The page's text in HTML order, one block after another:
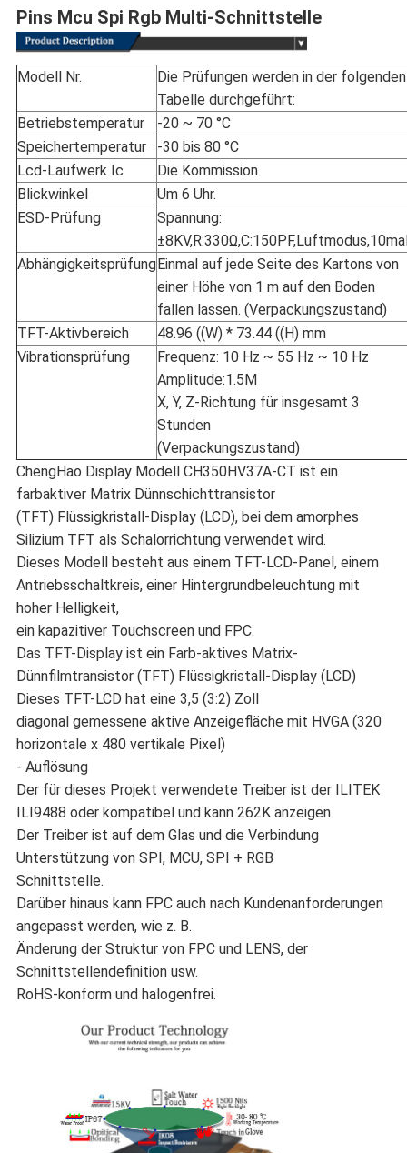
Pins Mcu Spi Rgb Multi-Schnittstelle
Modell Nr.
Die Prüfungen werden in der folgenden
Tabelle durchgeführt:
Betriebstemperatur
-20 ~ 70 °C
Speichertemperatur
-30 bis 80 °C
Lcd-Laufwerk Ic
Die Kommission
Blickwinkel
Um 6 Uhr.
ESD-Prüfung
Spannung:
Abhängigkeitsprüfung Einmal auf jede Seite des Kartons von
einer Höhe von 1 m auf den Boden
fallen lassen. (Verpackungszustand)
TFT-Aktivbereich
48.96 ((W) * 73.44 ((H) mm
Vibrationsprüfung
Frequenz: 10 Hz ~ 55 Hz ~ 10 Hz
Amplitude:1.5M
X, Y, Z-Richtung für insgesamt 3
Stunden
(Verpackungszustand)
ChengHao Display Modell CH350HV37A-CT ist ein
farbaktiver Matrix Dünnschichttransistor
(TFT) Flüssigkristall-Display (LCD), bei dem amorphes
Silizium TFT als Schalorrichtung verwendet wird.
Dieses Modell besteht aus einem TFT-LCD-Panel, einem
Antriebsschaltkreis, einer Hintergrundbeleuchtung mit
hoher Helligkeit,
ein kapazitiver Touchscreen und FPC.
Das TFT-Display ist ein Farb-aktives Matrix-
Dünnfilmtransistor (TFT) Flüssigkristall-Display (LCD)
Dieses TFT-LCD hat eine 3,5 (3:2) Zoll
diagonal gemessene aktive Anzeigefläche mit HVGA (320
horizontale x 480 vertikale Pixel)
- Auflösung
Der für dieses Projekt verwendete Treiber ist der ILITEK
ILI9488 oder kompatibel und kann 262K anzeigen
Der Treiber ist auf dem Glas und die Verbindung
Unterstützung von SPI, MCU, SPI + RGB
Schnittstelle.
Darüber hinaus kann FPC auch nach Kundenanforderungen
angepasst werden, wie z. B.
Änderung der Struktur von FPC und LENS, der
Schnittstellendefinition usw.
RoHS-konform und halogenfrei.